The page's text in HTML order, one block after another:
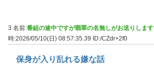
3 名前:番組の途中ですが翡翠の名無しがお送りします
時:2026/05/10(日) 08:57:35.39 ID:/CZdr+2f0
保身が入り乱れる嫌な話